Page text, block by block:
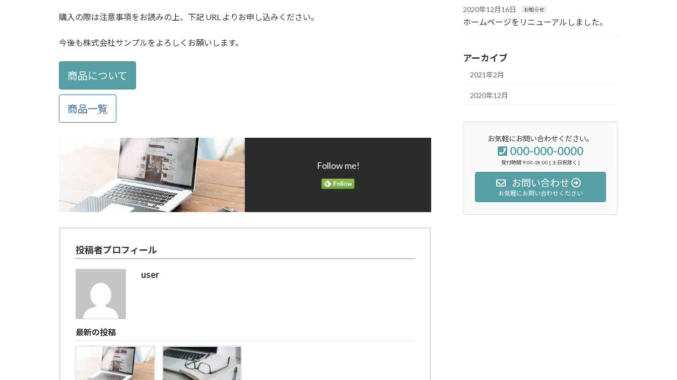
購入の際は注意事項をお読みの上、下記 URL よりお申し込みください。
今後も株式会社サンプルをよろしくお願いします。
商品について
商品一覧
Follow me!
投稿者プロフィール
user
最新の投稿
2020年12月16日 お知らせ
ホームページをリニューアルしました。
アーカイブ
2021年2月
2020年12月
お気軽にお問い合わせください。
000-000-0000
受付時間 9:00-18:00 [ 土日祝除く ]
お問い合わせ
お気軽にお問い合わせください